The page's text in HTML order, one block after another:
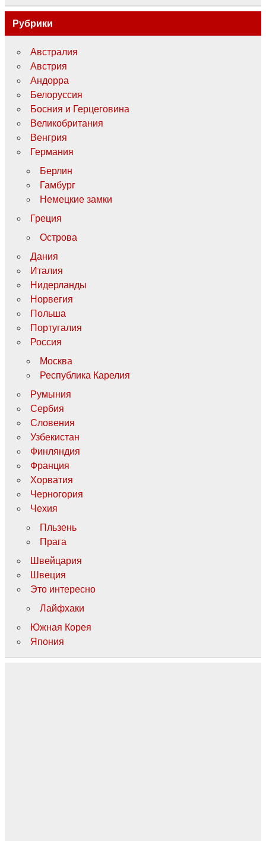
Рубрики
Австралия
Австрия
Андорра
Белоруссия
Босния и Герцеговина
Великобритания
Венгрия
Германия
Берлин
Гамбург
Немецкие замки
Греция
Острова
Дания
Италия
Нидерланды
Норвегия
Польша
Португалия
Россия
Москва
Республика Карелия
Румыния
Сербия
Словения
Узбекистан
Финляндия
Франция
Хорватия
Черногория
Чехия
Пльзень
Прага
Швейцария
Швеция
Это интересно
Лайфхаки
Южная Корея
Япония